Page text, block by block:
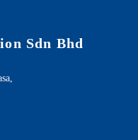
Sdn Bhd